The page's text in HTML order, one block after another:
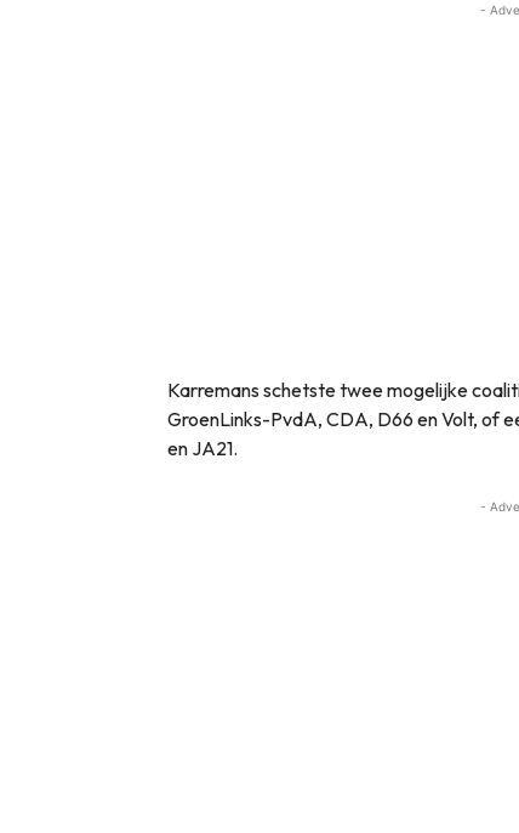
-
Karremans schetste twee mogelijke
GroenLinks-PvdA, CDA, D66 en Volt, of
en JA21.
-